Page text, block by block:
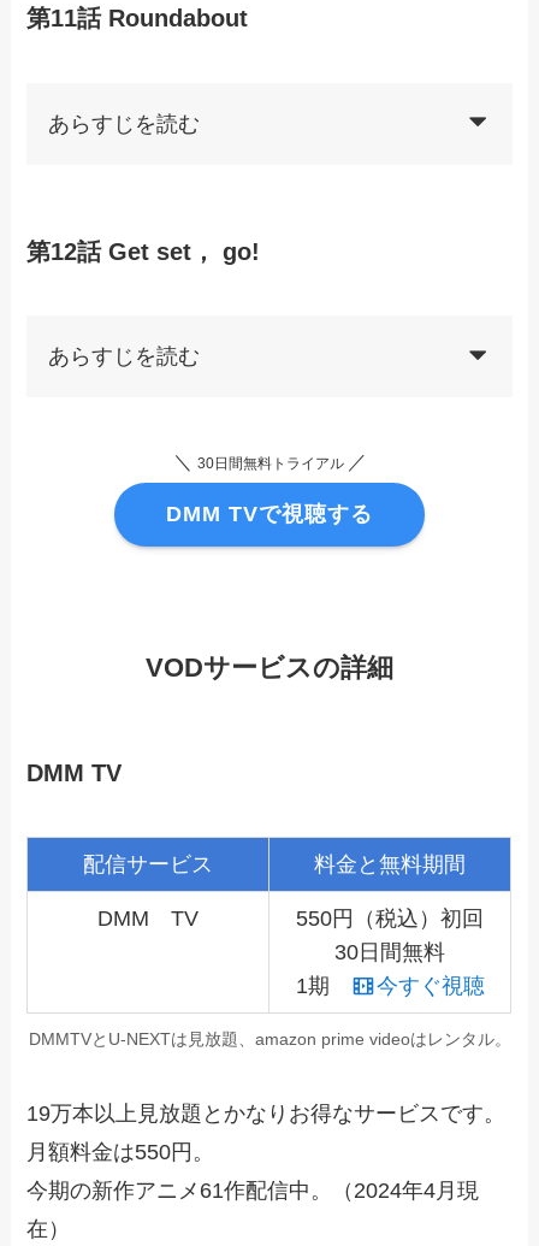
第11話 Roundabout
あらすじを読む
第12話 Get set， go!
あらすじを読む
＼ 30日間無料トライアル ／
DMM TVで視聴する
VODサービスの詳細
DMM TV
配信サービス 料金と無料期間
DMM TV
550円（税込）初回
30日間無料
1期
今すぐ視聴
DMMTVとU-NEXTは見放題、amazon prime videoはレンタル。
19万本以上見放題とかなりお得なサービスです。
月額料金は550円。
今期の新作アニメ61作配信中。（2024年4月現
在）